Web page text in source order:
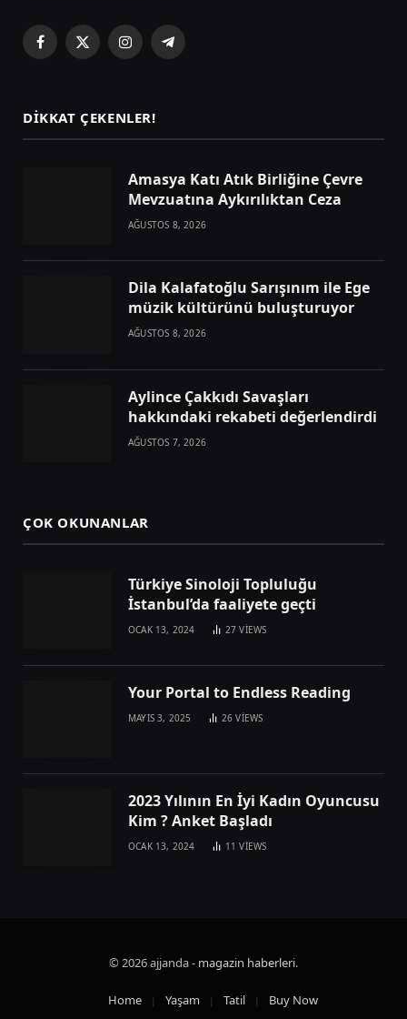
Facebook
X
InstagramTelegram
DIKKAT ÇEKENLER!
Amasya Katı Atık Birliğine Çevre
Mevzuatına Aykırılıktan Ceza
AĞUSTOS 8, 2026
Dila Kalafatoğlu Sarışınım ile Ege
müzik kültürünü buluşturuyor
AĞUSTOS 8, 2026
Aylince Çakkıdı Savaşları
hakkındaki rekabeti değerlendirdi
AĞUSTOS 7, 2026
ÇOK OKUNANLAR
Türkiye Sinoloji Topluluğu
İstanbul’da faaliyete geçti
OCAK 13, 2024 27VIEWS
Your Portal to Endless Reading
MAYIS 3, 2025 26VIEWS
2023 Yılının En İyi Kadın Oyuncusu
Kim ? Anket Başladı
OCAK 13, 2024 11VIEWS
© 2026 ajjanda - magazin haberleri.
Home Yaşam Tatil Buy Now